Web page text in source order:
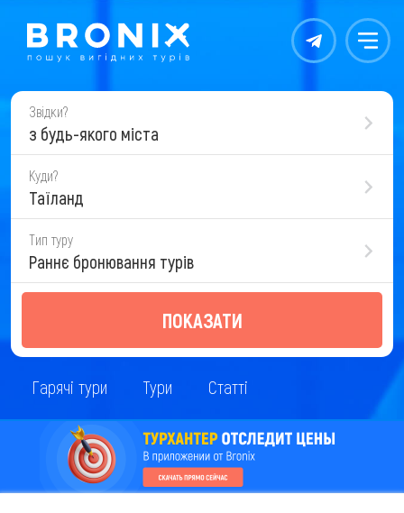
Контакты Меню
Звідки?
з будь-якого міста
Куди?
Таїланд
Тип туру
Раннє бронювання турів
ПОКАЗАТИ
Гарячі тури Тури Статті